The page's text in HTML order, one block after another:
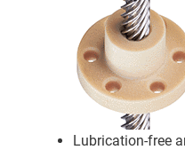
Lubrication-free